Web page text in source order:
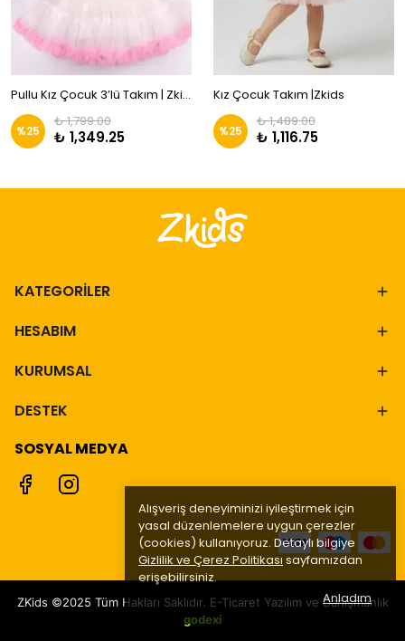
Alışveriş deneyiminizi iyileştirmek için
yasal düzenlemelere uygun çerezler
(cookies) kullanıyoruz. Detaylı bilgiye
Gizlilik ve Çerez Politikası sayfamızdan
erişebilirsiniz.
Anladım
Pullu Kız Çocuk 3’lü Takım | Zkids
%25
₺ 1,799.00
₺ 1,349.25
Kız Çocuk Takım |Zkids
%25
₺ 1,489.00
₺ 1,116.75
KATEGORİLER
HESABIM
KURUMSAL
DESTEK
SOSYAL MEDYA
ZKids ©2025 Tüm Hakları Saklıdır. E-Ticaret Yazılım ve Danışmanlık
godexi